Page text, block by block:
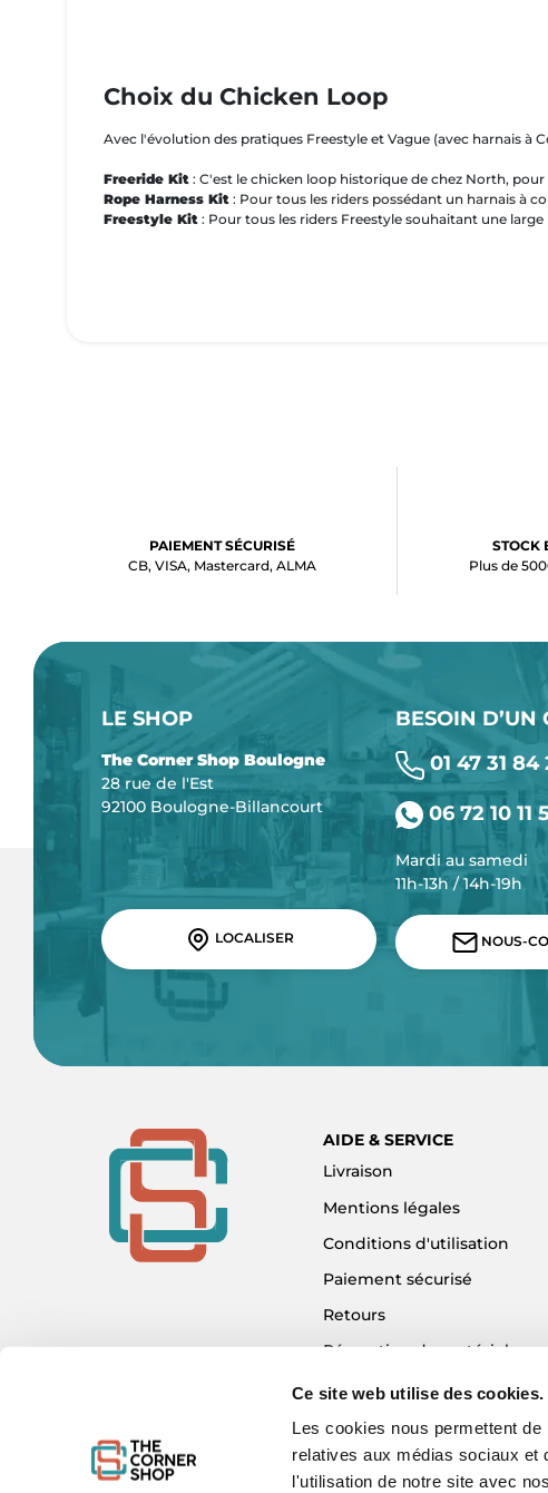
Ce site web utilise des cookies.
Les cookies nous permettent
relatives aux médias sociaux et
l'utilisation de notre site avec
Choix du Chicken Loop
Avec l'évolution des pratiques Freestyle et Vague (avec harnais à
Freeride Kit : C'est le chicken loop historique de chez North,
Rope Harness Kit : Pour tous les riders possédant un harnais à
Freestyle Kit : Pour tous les riders Freestyle souhaitant une large
PAIEMENT SÉCURISÉ
CB, VISA, Mastercard, ALMA
STOCK
Plus de
LE SHOP
The Corner Shop Boulogne
28 rue de l'Est
92100 Boulogne-Billancourt
LOCALISER
BESOIN D’UN
01 47 31 84
06 72 10 11
Mardi au samedi
11h-13h / 14h-19h
NOUS-
AIDE & SERVICE
Livraison
Mentions légales
Conditions d'utilisation
Paiement sécurisé
Retours
Réparation de matériel
Détaxe - Tax Refund
Garantie & SAV
Plan du site